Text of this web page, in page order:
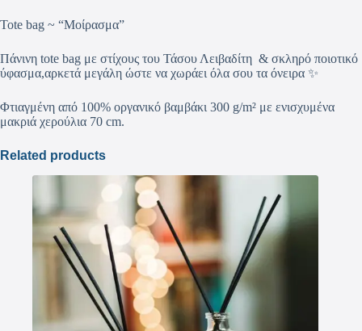
Tote bag ~ “Μοίρασμα”
Πάνινη tote bag με στίχους του Τάσου Λειβαδίτη & σκληρό ποιοτικό
ύφασμα,αρκετά μεγάλη ώστε να χωράει όλα σου τα όνειρα ✨
Φτιαγμένη από 100% οργανικό βαμβάκι 300 g/m² με ενισχυμένα
μακριά χερούλια 70 cm.
Related products